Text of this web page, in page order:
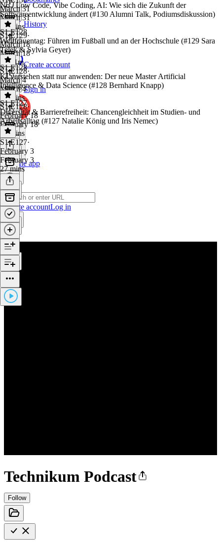
History
Create account
Sign in
Get the app
Create accountLog in
Technikum Podcast
Follow
March 31
March 31
18 mins
No / Low Code, Vibe Coding, AI: Wie sich die Zukunft der
Softwareentwicklung ändert (#130 Alumni Talk, Podiumsdiskussion)
S1 E129·
March 18
March 18
1h 31m
S1 E128
Weltfrauentag: Führen im Fußball und an der Hochschule (#129 Sara
Telek & Sylvia Geyer)
S1 E128·
March 4
March 4
48 mins
S1 E128
KI verstehen statt nur anwenden: Der neue Master Artificial
Intelligence & Data Science (#128 Bernhard Knapp)
S1 E128·
February 18
February 18
16 mins
S1 E127
Diversität & Barrierefreiheit: Chancengleichheit im Studien- und
Arbeitsalltag (#127 Natalie König und Iris Nemec)
S1 E127·
February 3
February 3
27 mins